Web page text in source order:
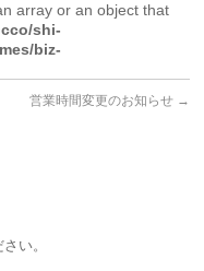
array or an object that
shi-
biz-
営業時間変更のお知らせ →
い。